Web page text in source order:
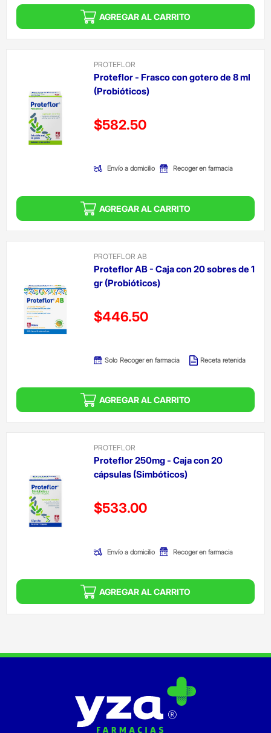
AGREGAR AL CARRITO
PROTEFLOR
Proteflor - Frasco con gotero de 8 ml
(Probióticos)
Precio reducido de
$582.50
Envío a domicilio Recoger en farmacia
AGREGAR AL CARRITO
PROTEFLOR AB
Proteflor AB - Caja con 20 sobres de 1
gr (Probióticos)
Precio reducido de
$446.50
Solo Recoger en farmacia Receta retenida
AGREGAR AL CARRITO
PROTEFLOR
Proteflor 250mg - Caja con 20
cápsulas (Simbóticos)
Precio reducido de
$533.00
Envío a domicilio Recoger en farmacia
AGREGAR AL CARRITO